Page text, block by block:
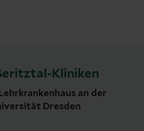
Kliniken
an der
Dresden